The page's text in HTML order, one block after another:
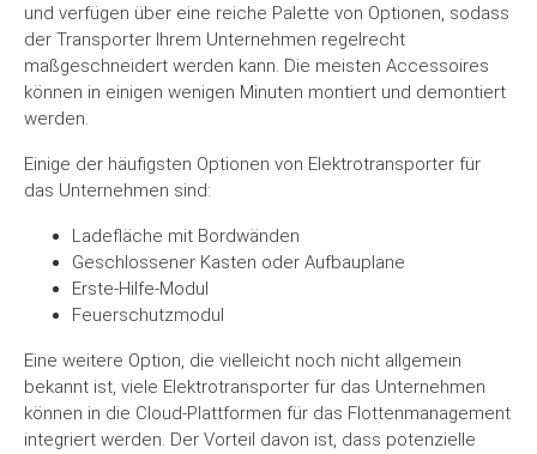
und verfügen über eine reiche Palette von Optionen, sodass
der Transporter Ihrem Unternehmen regelrecht
maßgeschneidert werden kann. Die meisten Accessoires
können in einigen wenigen Minuten montiert und demontiert
werden.
Einige der häufigsten Optionen von Elektrotransporter für
das Unternehmen sind:
Ladefläche mit Bordwänden
Geschlossener Kasten oder Aufbauplane
Erste-Hilfe-Modul
Feuerschutzmodul
Eine weitere Option, die vielleicht noch nicht allgemein
bekannt ist, viele Elektrotransporter für das Unternehmen
können in die Cloud-Plattformen für das Flottenmanagement
integriert werden. Der Vorteil davon ist, dass potenzielle